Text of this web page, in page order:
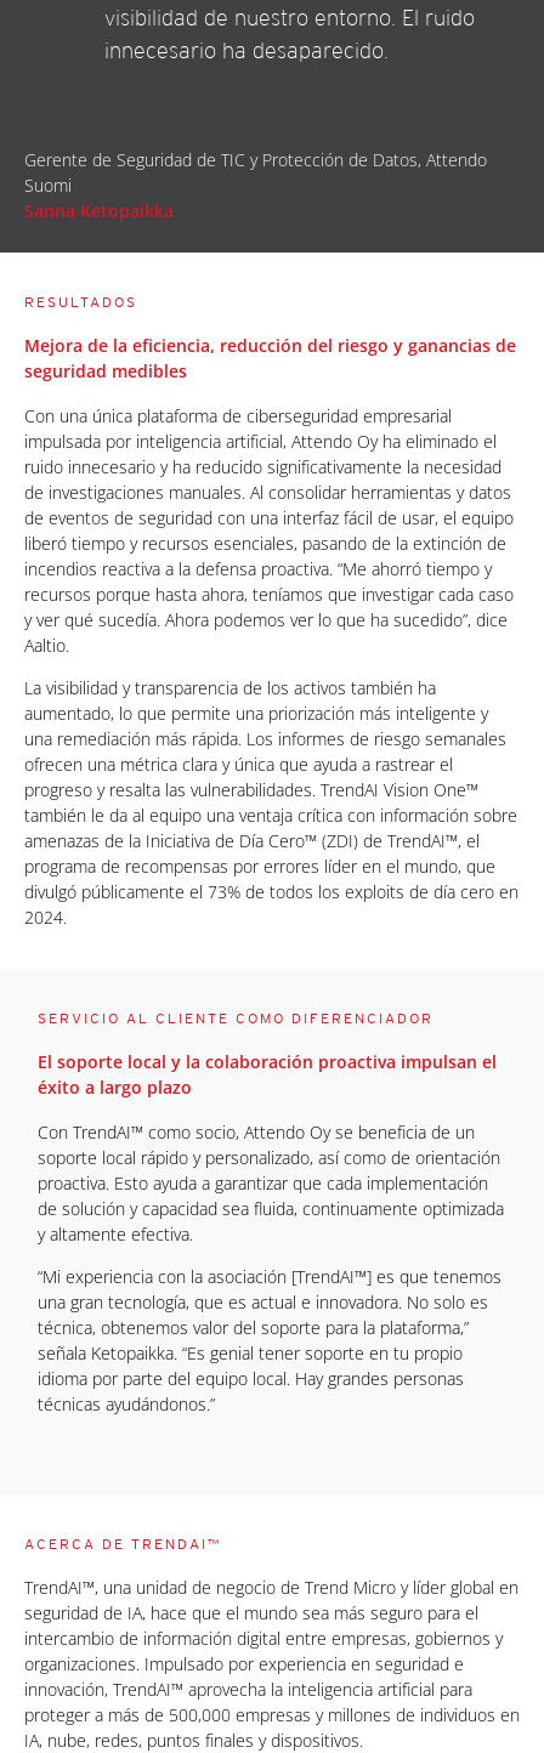
visibilidad de nuestro entorno. El ruido
innecesario ha desaparecido.
Gerente de Seguridad de TIC y Protección de Datos, Attendo
Suomi
Sanna Ketopaikka
RESULTADOS
Mejora de la eficiencia, reducción del riesgo y ganancias de
seguridad medibles
Con una única plataforma de ciberseguridad empresarial
impulsada por inteligencia artificial, Attendo Oy ha eliminado el
ruido innecesario y ha reducido significativamente la necesidad
de investigaciones manuales. Al consolidar herramientas y datos
de eventos de seguridad con una interfaz fácil de usar, el equipo
liberó tiempo y recursos esenciales, pasando de la extinción de
incendios reactiva a la defensa proactiva. “Me ahorró tiempo y
recursos porque hasta ahora, teníamos que investigar cada caso
y ver qué sucedía. Ahora podemos ver lo que ha sucedido”, dice
Aaltio.
La visibilidad y transparencia de los activos también ha
aumentado, lo que permite una priorización más inteligente y
una remediación más rápida. Los informes de riesgo semanales
ofrecen una métrica clara y única que ayuda a rastrear el
progreso y resalta las vulnerabilidades. TrendAI Vision One™
también le da al equipo una ventaja crítica con información sobre
amenazas de la Iniciativa de Día Cero™ (ZDI) de TrendAI™, el
programa de recompensas por errores líder en el mundo, que
divulgó públicamente el 73% de todos los exploits de día cero en
2024.
SERVICIO AL CLIENTE COMO DIFERENCIADOR
El soporte local y la colaboración proactiva impulsan el
éxito a largo plazo
Con TrendAI™ como socio, Attendo Oy se beneficia de un
soporte local rápido y personalizado, así como de orientación
proactiva. Esto ayuda a garantizar que cada implementación
de solución y capacidad sea fluida, continuamente optimizada
y altamente efectiva.
“Mi experiencia con la asociación [TrendAI™] es que tenemos
una gran tecnología, que es actual e innovadora. No solo es
técnica, obtenemos valor del soporte para la plataforma,”
señala Ketopaikka. “Es genial tener soporte en tu propio
idioma por parte del equipo local. Hay grandes personas
técnicas ayudándonos.”
ACERCA DE TRENDAI™
TrendAI™, una unidad de negocio de Trend Micro y líder global en
seguridad de IA, hace que el mundo sea más seguro para el
intercambio de información digital entre empresas, gobiernos y
organizaciones. Impulsado por experiencia en seguridad e
innovación, TrendAI™ aprovecha la inteligencia artificial para
proteger a más de 500,000 empresas y millones de individuos en
IA, nube, redes, puntos finales y dispositivos.